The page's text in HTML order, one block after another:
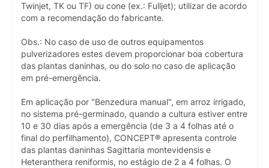
Twinjet, TK ou TF) ou cone (ex.: Fulljet); utilizar de acordo
com a recomendação do fabricante.
Obs.: No caso de uso de outros equipamentos
pulverizadores estes devem proporcionar boa cobertura
das plantas daninhas, ou do solo no caso de aplicação
em pré-emergência.
Em aplicação por "Benzedura manual", em arroz irrigado,
no sistema pré-germinado, quando a cultura estiver entre
10 e 30 dias após a emergência (de 3 a 4 folhas até o
final do perfilhamento), CONCEPT® apresenta controle
das plantas daninhas Sagittaria montevidensis e
Heteranthera reniformis, no estágio de 2 a 4 folhas. O